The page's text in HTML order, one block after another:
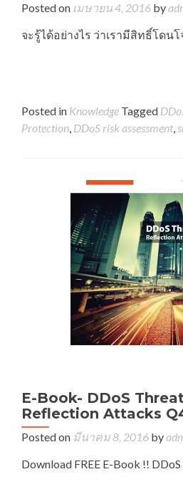
Posted on เมษายน 4, 2016 by
จะรู้ได้อย่างไร ว่าเรามีสิทธิ์โดน
Posted in Knowledge Tagged
Protection, DDoS risk assessment,
E-Book- DDoS
Reflection Attacks
Posted on มีนาคม 8, 2016 by
Download FREE E-Book !!